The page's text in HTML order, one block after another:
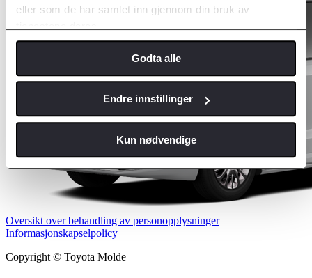
eller som de har samlet inn gjennom din bruk av
Godta alle
Endre innstillinger
Kun nødvendige
Oversikt over behandling av personopplysninger
Informasjonskapselpolicy
Copyright © Toyota Molde